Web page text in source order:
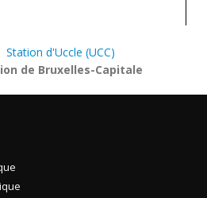
Station d'Uccle (UCC)
de Bruxelles-Capitale